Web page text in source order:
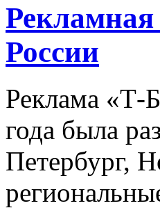
России
Реклама «Т-
года была
Петербург,